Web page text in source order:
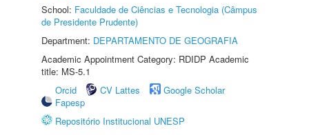
School: Faculdade de Ciências e Tecnologia (Câmpus
de Presidente Prudente)
Department: DEPARTAMENTO DE GEOGRAFIA
Academic Appointment Category: RDIDP Academic
title: MS-5.1
Orcid
CV Lattes
Google Scholar
Fapesp
Repositório Institucional UNESP